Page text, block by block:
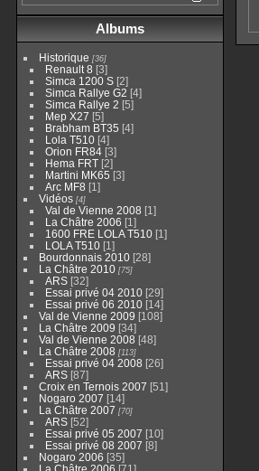
Albums
Historique [36]
Renault 8 [3]
Simca 1200 S [2]
Simca Rallye G2 [4]
Simca Rallye 2 [5]
Mep X27 [5]
Brabham BT35 [4]
Lola T510 [4]
Orion FR84 [3]
Hema FRT [2]
Martini MK65 [3]
Arc MF8 [1]
Vidéos [4]
Val de Vienne 2008 [1]
La Châtre 2006 [1]
1600 FRE LOLA T510 [1]
LOLA T510 [1]
Bourdonnais 2010 [28]
La Châtre 2010 [75]
ARS [32]
Essai privé 04 2010 [29]
Essai privé 06 2010 [14]
Val de Vienne 2009 [108]
La Châtre 2009 [34]
Val de Vienne 2008 [48]
La Châtre 2008 [113]
Essai privé 04 2008 [26]
ARS [87]
Croix en Ternois 2007 [51]
Nogaro 2007 [14]
La Châtre 2007 [70]
ARS [52]
Essai privé 05 2007 [10]
Essai privé 08 2007 [8]
Nogaro 2006 [35]